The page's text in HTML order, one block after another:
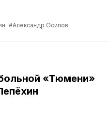
#Александр Осипов
«Тюмени»